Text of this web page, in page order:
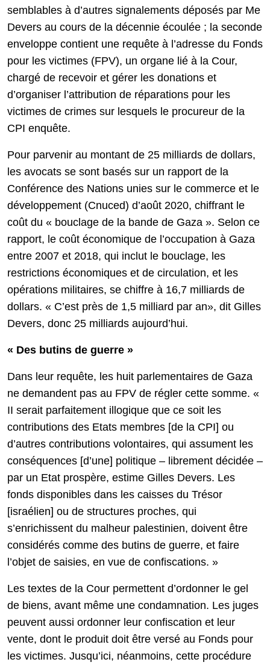
semblables à d’autres signalements déposés par Me
Devers au cours de la décennie écoulée ; la seconde
enveloppe contient une requête à l’adresse du Fonds
pour les victimes (FPV), un organe lié à la Cour,
chargé de recevoir et gérer les donations et
d’organiser l’attribution de réparations pour les
victimes de crimes sur lesquels le procureur de la
CPI enquête.
Pour parvenir au montant de 25 milliards de dollars,
les avocats se sont basés sur un rapport de la
Conférence des Nations unies sur le commerce et le
développement (Cnuced) d’août 2020, chiffrant le
coût du « bouclage de la bande de Gaza ». Selon ce
rapport, le coût économique de l’occupation à Gaza
entre 2007 et 2018, qui inclut le bouclage, les
restrictions économiques et de circulation, et les
opérations militaires, se chiffre à 16,7 milliards de
dollars. « C’est près de 1,5 milliard par an», dit Gilles
Devers, donc 25 milliards aujourd’hui.
« Des butins de guerre »
Dans leur requête, les huit parlementaires de Gaza
ne demandent pas au FPV de régler cette somme. «
II serait parfaitement illogique que ce soit les
contributions des Etats membres [de la CPI] ou
d’autres contributions volontaires, qui assument les
conséquences [d’une] politique – librement décidée –
par un Etat prospère, estime Gilles Devers. Les
fonds disponibles dans les caisses du Trésor
[israélien] ou de structures proches, qui
s’enrichissent du malheur palestinien, doivent être
considérés comme des butins de guerre, et faire
l’objet de saisies, en vue de confiscations. »
Les textes de la Cour permettent d’ordonner le gel
de biens, avant même une condamnation. Les juges
peuvent aussi ordonner leur confiscation et leur
vente, dont le produit doit être versé au Fonds pour
les victimes. Jusqu’ici, néanmoins, cette procédure